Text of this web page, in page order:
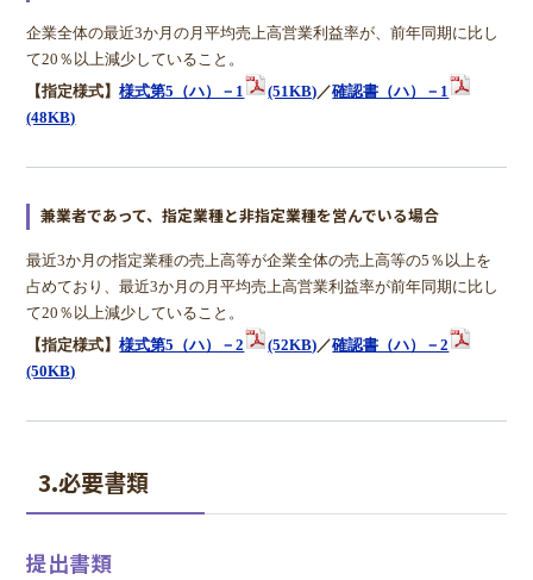
企業全体の最近3か月の月平均売上高営業利益率が、前年同期に比し
て20％以上減少していること。
【指定様式】様式第5（ハ）－1 (51KB)／確認書（ハ）－1
(48KB)
兼業者であって、指定業種と非指定業種を営んでいる場合
最近3か月の指定業種の売上高等が企業全体の売上高等の5％以上を
占めており、最近3か月の月平均売上高営業利益率が前年同期に比し
て20％以上減少していること。
【指定様式】様式第5（ハ）－2 (52KB)／確認書（ハ）－2
(50KB)
3.必要書類
提出書類